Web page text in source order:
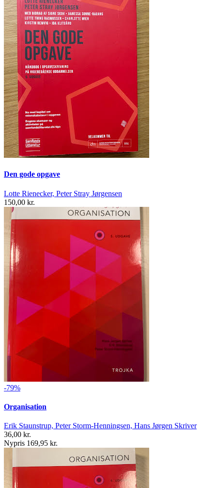
Den gode opgave
Lotte Rienecker, Peter Stray Jørgensen
150,00 kr.
-79%
Organisation
Erik Staunstrup, Peter Storm-Henningsen, Hans Jørgen Skriver
36,00 kr.
Nypris 169,95 kr.